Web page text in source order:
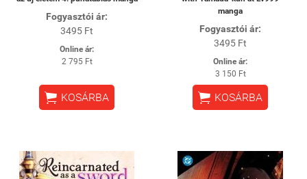
Fogyasztói ár:
3495 Ft
Online ár:
2 795 Ft
 KOSÁRBA
manga
Fogyasztói ár:
3495 Ft
Online ár:
3 150 Ft
 KOSÁRBA